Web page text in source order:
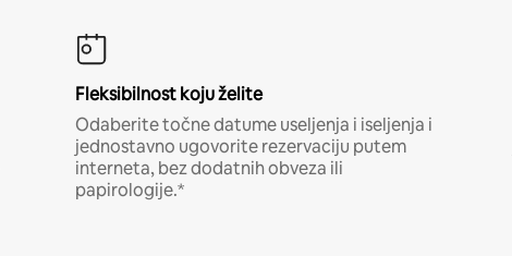
Fleksibilnost koju želite
Odaberite točne datume useljenja i iseljenja i
jednostavno ugovorite rezervaciju putem
interneta, bez dodatnih obveza ili
papirologije.*